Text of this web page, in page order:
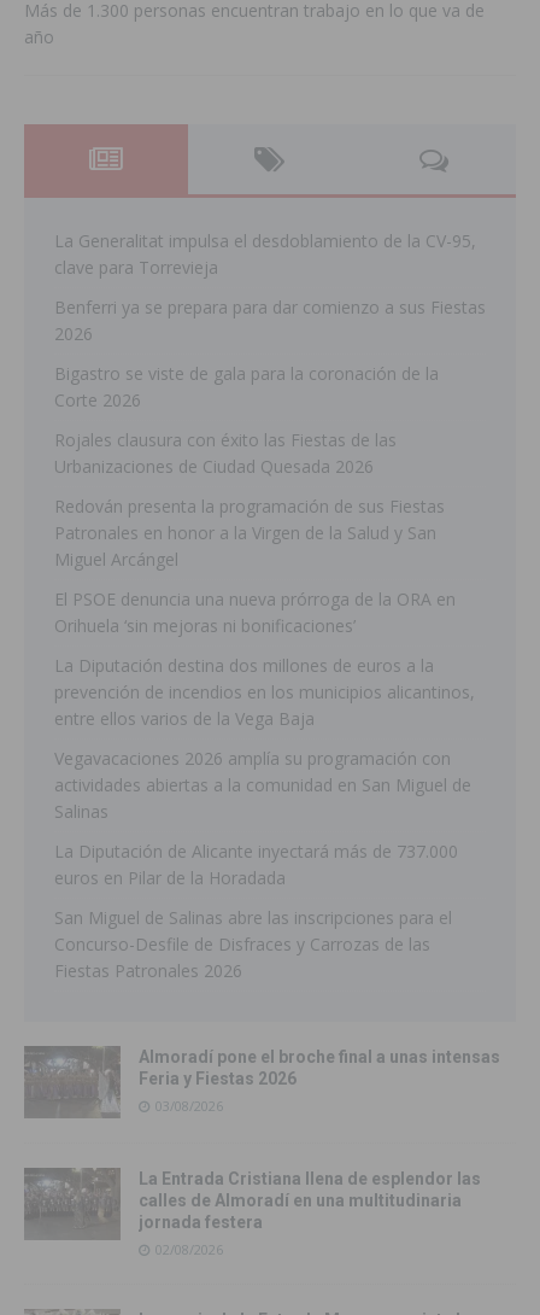
Más de 1.300 personas encuentran trabajo en lo que va de
año
La Generalitat impulsa el desdoblamiento de la CV-95,
clave para Torrevieja
Benferri ya se prepara para dar comienzo a sus Fiestas
2026
Bigastro se viste de gala para la coronación de la
Corte 2026
Rojales clausura con éxito las Fiestas de las
Urbanizaciones de Ciudad Quesada 2026
Redován presenta la programación de sus Fiestas
Patronales en honor a la Virgen de la Salud y San
Miguel Arcángel
El PSOE denuncia una nueva prórroga de la ORA en
Orihuela ‘sin mejoras ni bonificaciones’
La Diputación destina dos millones de euros a la
prevención de incendios en los municipios alicantinos,
entre ellos varios de la Vega Baja
Vegavacaciones 2026 amplía su programación con
actividades abiertas a la comunidad en San Miguel de
Salinas
La Diputación de Alicante inyectará más de 737.000
euros en Pilar de la Horadada
San Miguel de Salinas abre las inscripciones para el
Concurso-Desfile de Disfraces y Carrozas de las
Fiestas Patronales 2026
Almoradí pone el broche final a unas intensas
Feria y Fiestas 2026
03/08/2026
La Entrada Cristiana llena de esplendor las
calles de Almoradí en una multitudinaria
jornada festera
02/08/2026